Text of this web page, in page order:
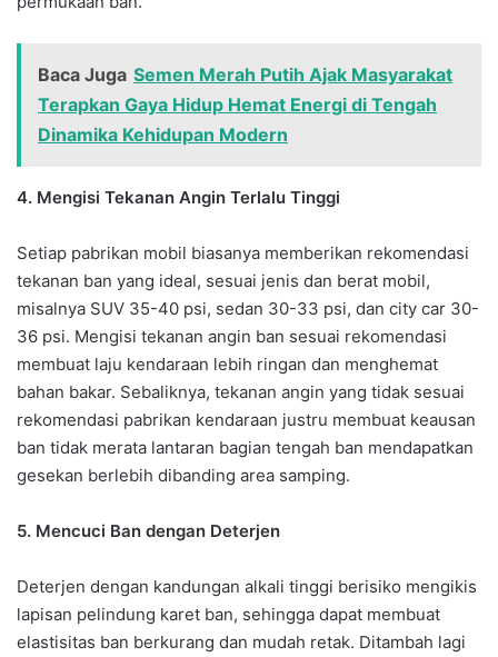
Baca Juga Semen Merah Putih Ajak Masyarakat
Terapkan Gaya Hidup Hemat Energi di Tengah
Dinamika Kehidupan Modern
4. Mengisi Tekanan Angin Terlalu Tinggi
Setiap pabrikan mobil biasanya memberikan rekomendasi
tekanan ban yang ideal, sesuai jenis dan berat mobil,
misalnya SUV 35-40 psi, sedan 30-33 psi, dan city car 30-
36 psi. Mengisi tekanan angin ban sesuai rekomendasi
membuat laju kendaraan lebih ringan dan menghemat
bahan bakar. Sebaliknya, tekanan angin yang tidak sesuai
rekomendasi pabrikan kendaraan justru membuat keausan
ban tidak merata lantaran bagian tengah ban mendapatkan
gesekan berlebih dibanding area samping.
5. Mencuci Ban dengan Deterjen
Deterjen dengan kandungan alkali tinggi berisiko mengikis
lapisan pelindung karet ban, sehingga dapat membuat
elastisitas ban berkurang dan mudah retak. Ditambah lagi